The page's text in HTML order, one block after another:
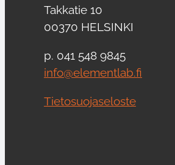
Takkatie 10
00370 HELSINKI
p. 041 548 9845
info@elementlab.fi
Tietosuojaseloste